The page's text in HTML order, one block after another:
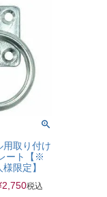
用取り付け
ート【※
限定】
2,750税込